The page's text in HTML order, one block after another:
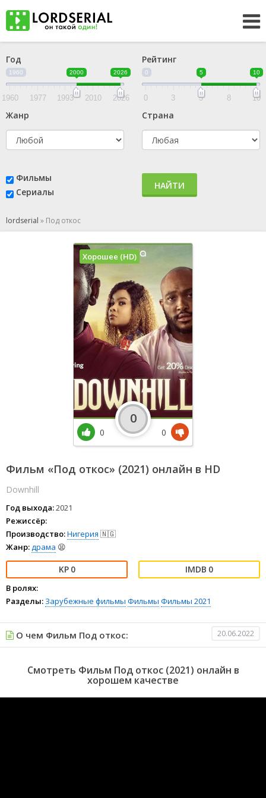
Год
1960 2000 2026
1960 1977 1993 2010 2026
Рейтинг
0 5 10
0 3 5 8 10
Жанр Страна
Фильмы
Сериалы
НАЙТИ
lordserial » Под откос
Фильм «Под откос» (2021) онлайн в HD
Downhill
Год выхода:2021
Режиссёр:
Производство:Нигерия 🇳🇬
Жанр:драма 😫
0 0
В ролях:
Разделы: Зарубежные фильмы Фильмы Фильмы 2021
Хорошее (HD)
0
0
0
О чем Фильм Под откос: 20.06.2022
Смотреть Фильм Под откос (2021) онлайн в
хорошем качестве